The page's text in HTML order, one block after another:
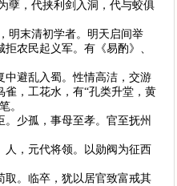
孽，代挟利剑入洞，代与蛟俱
明末清初学者。明天启间举
农民起义军。有《易酌》、
中避乱入蜀。性情高洁，交游
，工花水，有“孔类升堂，黄
。
少孤，事母至孝。官至抚州
人，元代将领。以勋阀为征西
取。临卒，犹以居官致富戒其